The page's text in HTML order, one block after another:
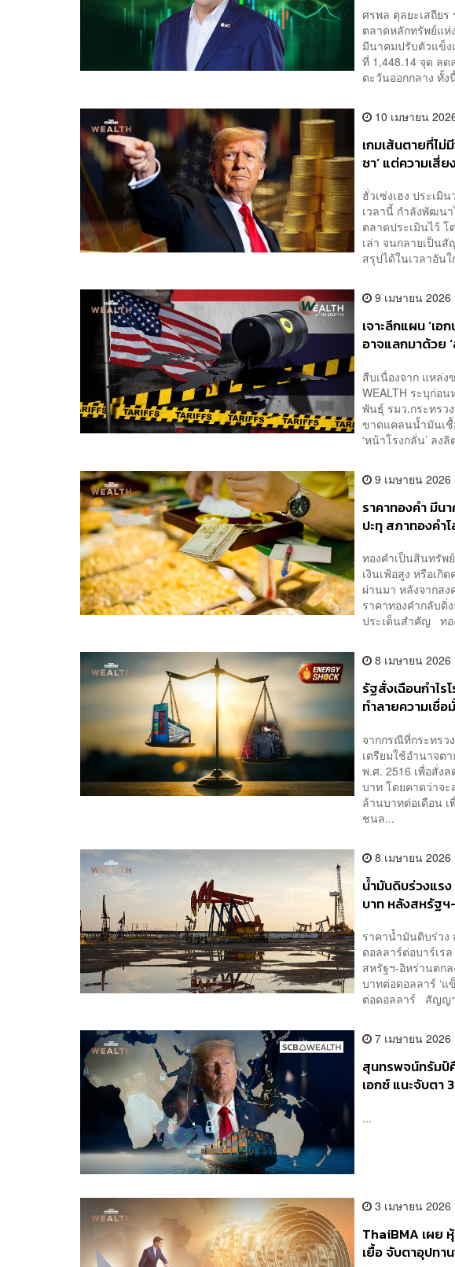
ศรพล ตุลยะเสถียร
ตลาดหลักทรัพย์แห่
มีนาคมปรับตัวแข็ง
ที่ 1,448.14 จุด ลด
ตะวันออกกลาง ทั้
10 เมษายน
เกมเส้นตายที่ไ
ชา’ แต่ความเสี่
ฮั่วเซ่งเฮง ประเมิ
เวลานี้ กำลังพัฒนา
ตลาดประเมินไว้ โ
เล่า จนกลายเป็น
สรุปได้ในเวลาอั
9 เมษายน 2026
เจาะลึกแผน ‘เอ
อาจแลกมาด้วย
สืบเนื่องจาก แหล่ง
WEALTH ระบุก่อ
พันธุ์ รมว.กระทรว
ขาดแคลนน้ำมันเชื้
‘หน้าโรงกลั่น’ ล
9 เมษายน 2026
ราคาทองคำ มีน
ปะทุ สภาทองคำ
ทองคำเป็นสินทรัพ
เงินเฟ้อสูง หรือเ
ผ่านมา หลังจากส
ราคาทองคำกลับดิ่
ประเด็นสำคัญ ทอ
8 เมษายน 2026
รัฐสั่งเฉือนกำไร
ทำลายความเชื่
จากกรณีที่กระทรว
เตรียมใช้อำนาจต
พ.ศ. 2516 เพื่อสั่ง
บาท โดยคาดว่าจะ
ล้านบาทต่อเดือน
ชนล...
8 เมษายน 2026
น้ำมันดิบร่วงแร
บาท หลังสหรัฐ
ราคาน้ำมันดิบร่วง
ดอลลาร์ต่อบาร์เร
สหรัฐฯ-อิหร่านตก
บาทต่อดอลลาร์ ‘
ต่อดอลลาร์ สัญญา
7 เมษายน 2026
สุนทรพจน์ทรัมป์คื
เอกซ์ แนะจับตา
...
3 เมษายน 2026
ThaiBMA เผย
เยื้อ จับตาอุปท